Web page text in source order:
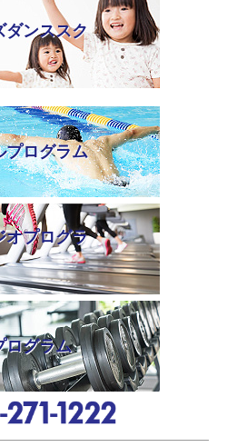
ダンススク
プログラム
オプログラ
ログラム